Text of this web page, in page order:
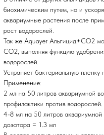
биохимическим путем, но и
аквариумные растения после
рост водорослей.
Так же Aquayer Альгицид+СО2
СО2, выполняя функцию
водорослей.
Устраняет бактериальную
Применение:
2 мл на 50 литров аквариумной
профилактики против водорослей.
4-8 мл на 50 литров
дозатора = 1.3 мл